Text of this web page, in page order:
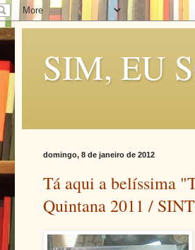
SIM, EU
domingo, 8 de janeiro de 2012
Tá aqui a belíssima
Quintana 2011 /